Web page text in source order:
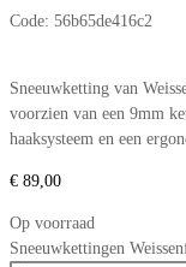
Code: 56b65de416c2
Sneeuwketting van
voorzien van een 9mm
haaksysteem en een
€ 89,00
Op voorraad
Sneeuwkettingen